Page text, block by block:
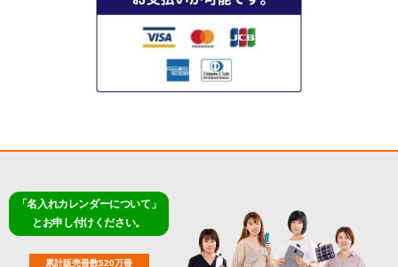
「名入れカレンダーについて」
とお申し付けください。
累計販売冊数520万冊